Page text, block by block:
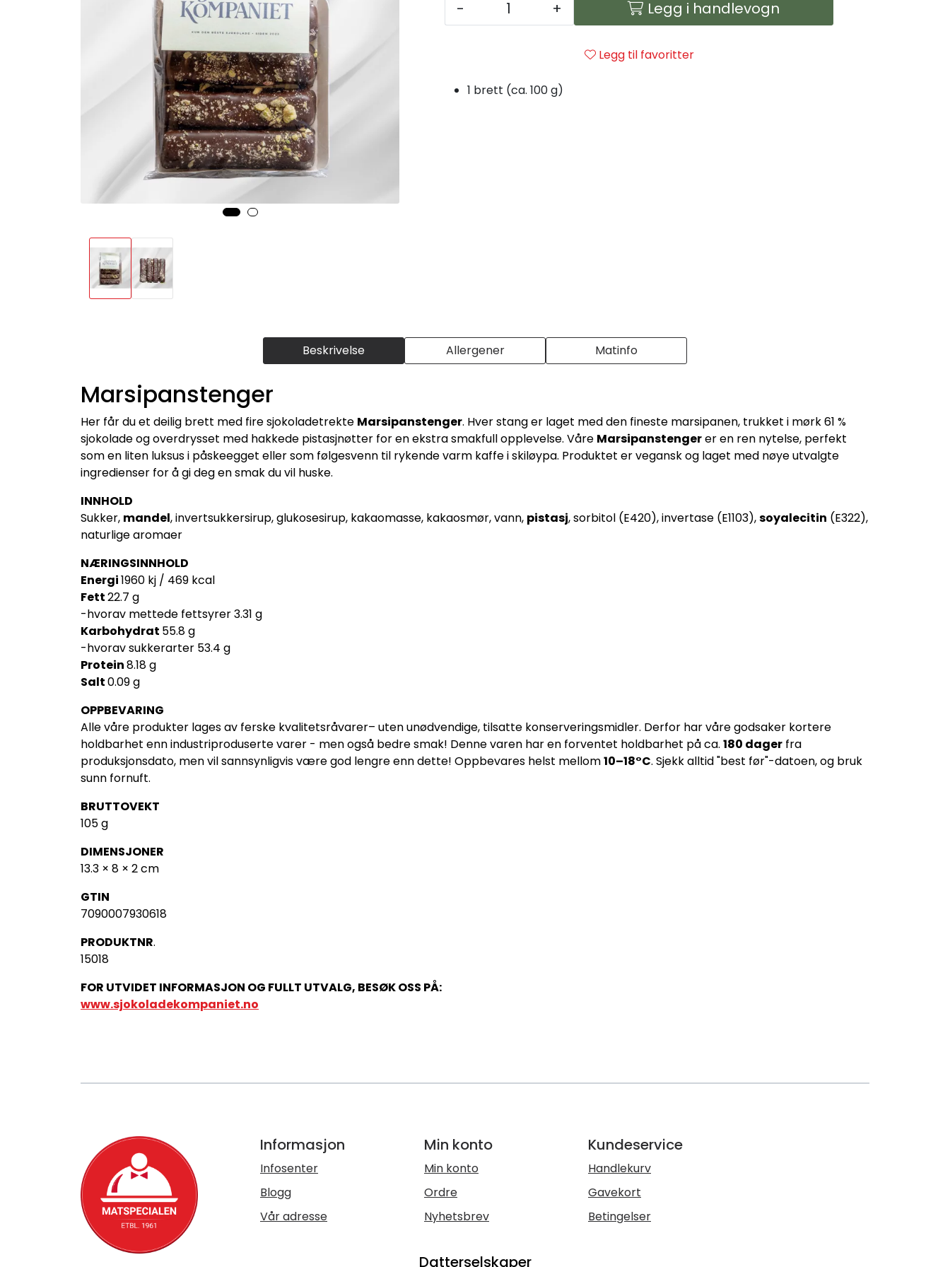
- + Legg i handlevogn
Legg til favoritter
1 brett (ca. 100 g)
Beskrivelse Allergener Matinfo
Marsipanstenger
Her får du et deilig brett med fire sjokoladetrekte Marsipanstenger. Hver stang er laget med den fineste marsipanen, trukket i mørk 61 %
sjokolade og overdrysset med hakkede pistasjnøtter for en ekstra smakfull opplevelse. Våre Marsipanstengerer en ren nytelse, perfekt
som en liten luksus i påskeegget eller som følgesvenn til rykende varm kaffe i skiløypa. Produktet er vegansk og laget med nøye utvalgte
ingredienser for å gi deg en smak du vil huske.
INNHOLD
Sukker, mandel, invertsukkersirup, glukosesirup, kakaomasse, kakaosmør, vann, pistasj, sorbitol (E420), invertase (E1103),soyalecitin (E322),
naturlige aromaer
NÆRINGSINNHOLD
Energi1960 kj / 469 kcal
Fett22.7 g
-hvorav mettede fettsyrer3.31 g
Karbohydrat 55.8 g
-hvorav sukkerarter 53.4 g
Protein8.18 g
Salt0.09 g
OPPBEVARING
Alle våre produkter lages av ferske kvalitetsråvarer– uten unødvendige, tilsatte konserveringsmidler. Derfor har våre godsaker kortere
holdbarhet enn industriproduserte varer - men også bedre smak! Denne varen har en forventet holdbarhet på ca. 180 dager fra
produksjonsdato, men vil sannsynligvis være god lengre enn dette! Oppbevares helst mellom10–18°C. Sjekk alltid "best før"-datoen, og bruk
sunn fornuft.
BRUTTOVEKT
105 g
DIMENSJONER
13.3 × 8 × 2 cm
GTIN
7090007930618
PRODUKTNR.
15018
FOR UTVIDET INFORMASJON OG FULLT UTVALG, BESØK OSS PÅ:
www.sjokoladekompaniet.no
Informasjon
Infosenter
Blogg
Vår adresse
Min konto
Min konto
Ordre
Nyhetsbrev
Kundeservice
Handlekurv
Gavekort
Betingelser
Datterselskaper